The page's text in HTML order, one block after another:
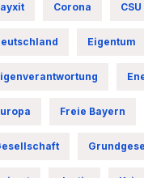
Corona CSU
Eigentum
Freie Bayern